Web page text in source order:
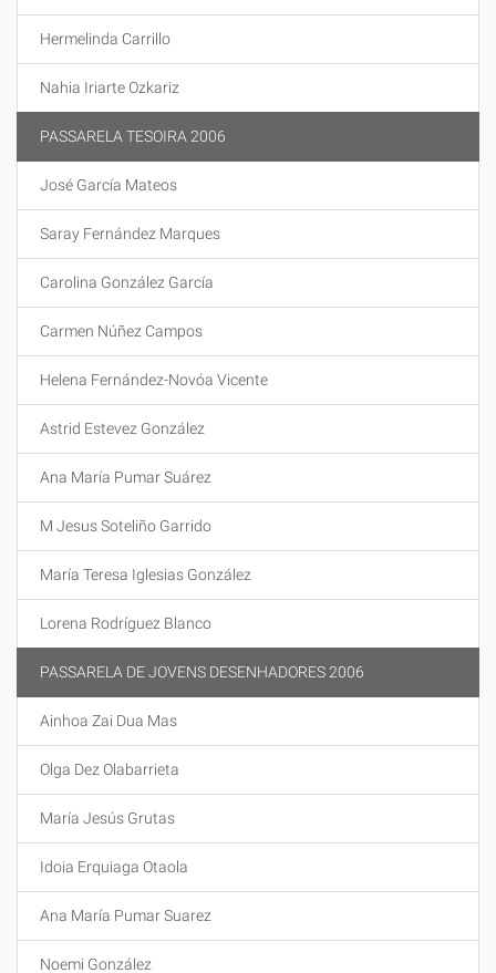
Hermelinda Carrillo
Nahia Iriarte Ozkariz
PASSARELA TESOIRA 2006
José García Mateos
Saray Fernández Marques
Carolina González García
Carmen Núñez Campos
Helena Fernández-Novóa Vicente
Astrid Estevez González
Ana María Pumar Suárez
M Jesus Soteliño Garrido
María Teresa Iglesias González
Lorena Rodríguez Blanco
PASSARELA DE JOVENS DESENHADORES 2006
Ainhoa Zai Dua Mas
Olga Dez Olabarrieta
María Jesús Grutas
Idoia Erquiaga Otaola
Ana María Pumar Suarez
Noemi González